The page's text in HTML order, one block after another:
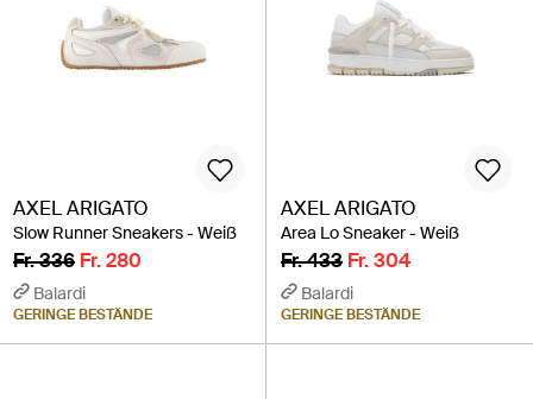
AXEL ARIGATO
Slow Runner Sneakers - Weiß
Fr. 336 Fr. 280
Balardi
GERINGE BESTÄNDE
AXEL ARIGATO
Area Lo Sneaker - Weiß
Fr. 433 Fr. 304
Balardi
GERINGE BESTÄNDE